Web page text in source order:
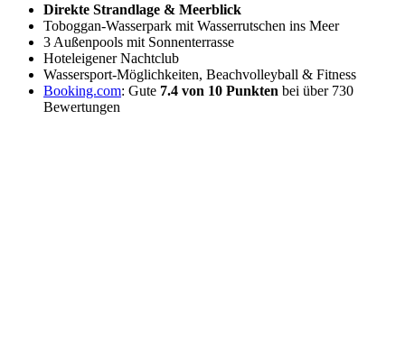
Direkte Strandlage & Meerblick
Toboggan-Wasserpark mit Wasserrutschen ins Meer
3 Außenpools mit Sonnenterrasse
Hoteleigener Nachtclub
Wassersport-Möglichkeiten, Beachvolleyball & Fitness
Booking.com: Gute 7.4 von 10 Punkten bei über 730
Bewertungen